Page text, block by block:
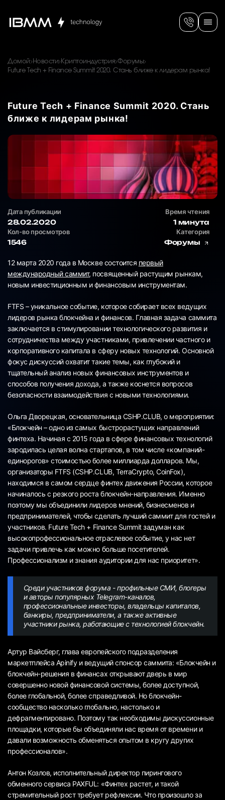
Домой Новости Криптоиндустрия Форумы
Future Tech + Finance Summit 2020. Стань ближе к лидерам рынка!
Future Tech + Finance Summit 2020. Стань
ближе к лидерам рынка!
Дата публикации
28.02.2020
Время чтения
1 минута
Кол-во просмотров
1546
Категория
Форумы
12 марта 2020 года в Москве состоится первый
международный саммит, посвященный растущим рынкам,
новым инвестиционным и финансовым инструментам.
FTFS – уникальное событие, которое собирает всех ведущих
лидеров рынка блокчейна и финансов. Главная задача саммита
заключается в стимулировании технологического развития и
сотрудничества между участниками, привлечении частного и
корпоративного капитала в сферу новых технологий. Основной
фокус дискуссий охватит такие темы, как глубокий и
тщательный анализ новых финансовых инструментов и
способов получения дохода, а также коснется вопросов
безопасности взаимодействия с новыми технологиями.
Ольга Дворецкая, основательница CSHP.CLUB, о мероприятии:
«Блокчейн – одно из самых быстрорастущих направлений
финтеха. Начиная с 2015 года в сфере финансовых технологий
зародилась целая волна стартапов, в том числе «компаний-
единорогов» стоимостью более миллиарда долларов. Мы,
организаторы FTFS (CSHP.CLUB, TerraCrypto, CoinFox),
находимся в самом сердце финтех движения России, которое
начиналось с резкого роста блокчейн-направления. Именно
поэтому мы объединили лидеров мнений, бизнесменов и
предпринимателей, чтобы сделать лучший саммит для гостей и
участников. Future Tech + Finance Summit задуман как
высокопрофессиональное отраслевое событие, у нас нет
задачи привлечь как можно больше посетителей.
Профессионализм и знания аудитории для нас приоритет».
Среди участников форума - профильные СМИ, блогеры
и авторы популярных Telegram-каналов,
профессиональные инвесторы, владельцы капиталов,
банкиры, предприниматели, а также активные
участники рынка, работающие с технологией блокчейн.
Артур Вайсберг, глава европейского подразделения
маркетплейса Apinify и ведущий спонсор саммита: «Блокчейн и
блокчейн-решения в финансах открывают дверь в мир
совершенно новой финансовой системы, более доступной,
более глобальной, более справедливой. Но блокчейн-
сообщество насколько глобально, настолько и
дефрагментировано. Поэтому так необходимы дискуссионные
площадки, которые бы объединяли нас время от времени и
давали возможность обменяться опытом в кругу других
профессионалов».
Антон Козлов, исполнительный директор пирингового
обменного сервиса PAXFUL: «Финтех растет, и такой
стремительный рост требует рефлексии. Что произошло за